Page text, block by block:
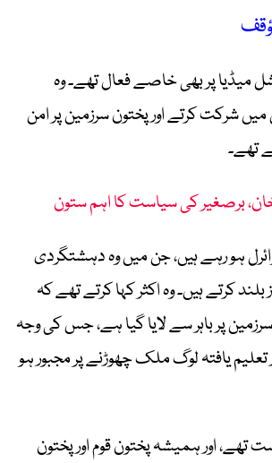
میڈیا پر بھی خاصے فعال تھے۔ وہ
شرکت کرتے اور پختون سرزمین پر امن
تھے۔
برصغیر کی سیاست کا اہم ستون
ہو رہے ہیں، جن میں وہ دہشتگردی
کرتے ہیں۔ وہ اکثر کہا کرتے تھے کہ
پر باہر سے لایا گیا ہے، جس کی وجہ
تعلیم یافتہ لوگ ملک چھوڑنے پر مجبور ہو
تھے، اور ہمیشہ پختون قوم اور پختون